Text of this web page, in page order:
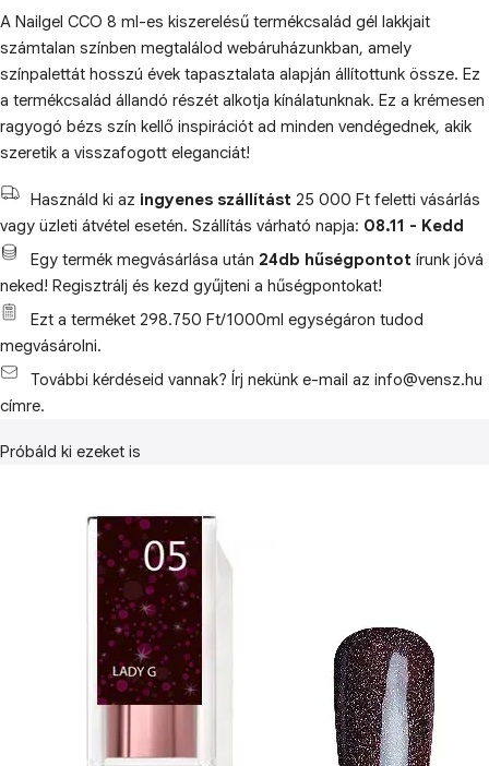
A Nailgel CCO 8 ml-es kiszerelésű termékcsalád gél lakkjait
számtalan színben megtalálod webáruházunkban, amely
színpalettát hosszú évek tapasztalata alapján állítottunk össze. Ez
a termékcsalád állandó részét alkotja kínálatunknak. Ez a krémesen
ragyogó bézs szín kellő inspirációt ad minden vendégednek, akik
szeretik a visszafogott eleganciát!
Használd ki az ingyenes szállítást 25 000 Ft feletti vásárlás
vagy üzleti átvétel esetén. Szállítás várható napja: 08.11 - Kedd
Egy termék megvásárlása után 24db hűségpontot írunk jóvá
neked! Regisztrálj és kezd gyűjteni a hűségpontokat!
Ezt a terméket 298.750 Ft/1000ml egységáron tudod
megvásárolni.
További kérdéseid vannak? Írj nekünk e-mail az info@vensz.hu
címre.
Próbáld ki ezeket is